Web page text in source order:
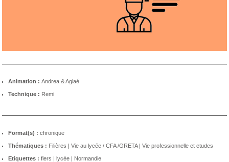
Animation : Andrea & Aglaé
Technique : Remi
Format(s) : chronique
Thématiques : Filières | Vie au lycée / CFA /GRETA| Vie professionnelle et etudes
Etiquettes : flers | lycée | Normandie